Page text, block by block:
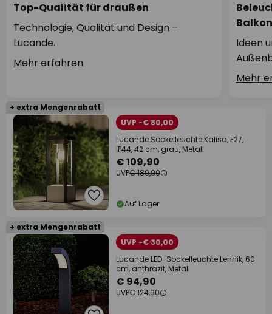
Top-Qualität für draußen
Technologie, Qualität und Design –
Lucande.
Mehr erfahren
Balkon
Ideen
Mehr
+ extra Mengenrabatt
UVP -€ 80,00
Lucande Sockelleuchte Kalisa, E27,
IP44, 42 cm, grau, Metall
€ 109,90
UVP€ 189,90
Auf Lager
+ extra Mengenrabatt
UVP -€ 30,00
Lucande LED-Sockelleuchte Lennik, 60
cm, anthrazit, Metall
€ 94,90
UVP€ 124,90